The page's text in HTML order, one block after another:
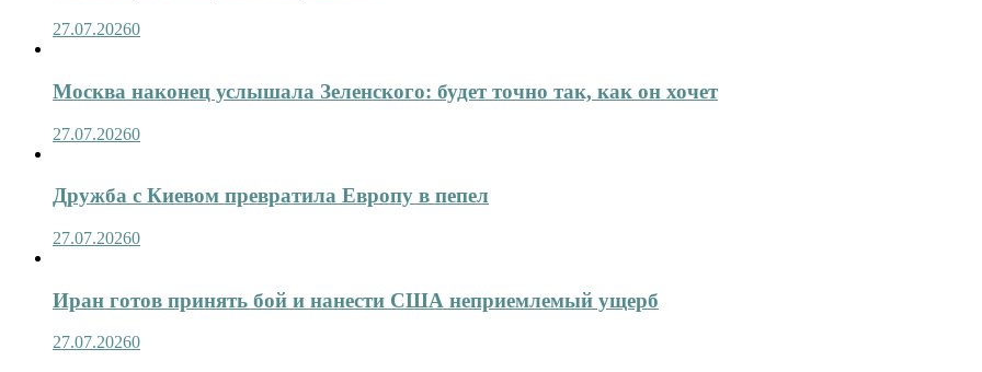
27.07.20260
Москва наконец услышала Зеленского: будет точно так, как он хочет
27.07.20260
Дружба с Киевом превратила Европу в пепел
27.07.20260
Иран готов принять бой и нанести США неприемлемый ущерб
27.07.20260